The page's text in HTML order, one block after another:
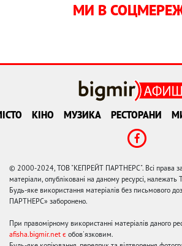
МИ В
КІНО МУЗИКА РЕСТОРАНИ
© 2000-2024, ТОВ "КЕПРЕЙТ ПАРТНЕРС". Всі права
матеріали, опубліковані на даному ресурсі,
Будь-яке використання матеріалів без письмового
ПАРТНЕРС» заборонено.
При правомірному використанні матеріалів даного
afisha.bigmir.net є обов'язковим.